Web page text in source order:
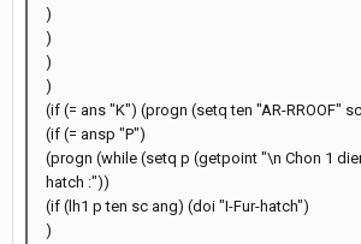
)
)
)
)
(if (= ans "K") (progn (setq ten "AR-RROOF"
(if (= ansp "P")
(progn (while (setq p (getpoint "\n Chon 1
hatch :"))
(if (lh1 p ten sc ang) (doi "I-Fur-hatch")
)